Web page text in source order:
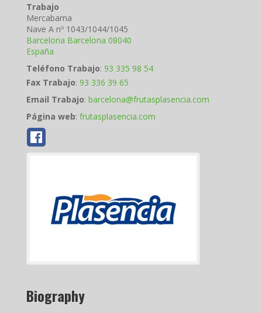
Trabajo
Mercabarna
Nave A nº 1043/1044/1045
Barcelona Barcelona 08040
España
Teléfono Trabajo: 93 335 98 54
Fax Trabajo: 93 336 39 65
Email Trabajo: barcelona@frutasplasencia.com
Página web: frutasplasencia.com
Biography